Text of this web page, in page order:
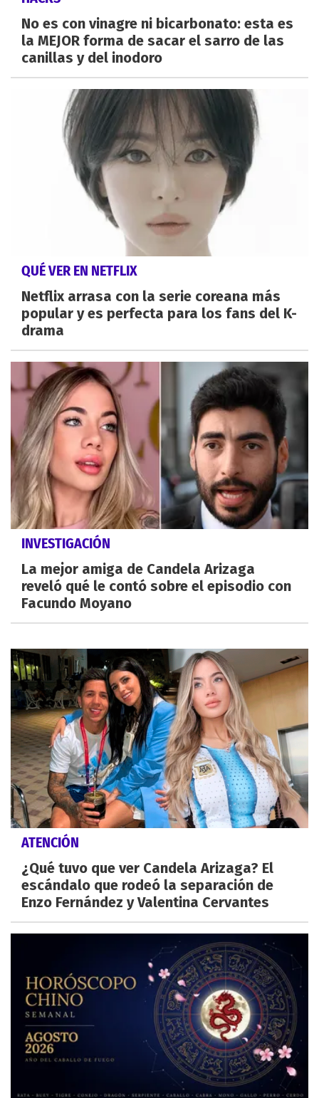
No es con vinagre ni bicarbonato: esta es
la MEJOR forma de sacar el sarro de las
canillas y del inodoro
QUÉ VER EN NETFLIX
Netflix arrasa con la serie coreana más
popular y es perfecta para los fans del K-
drama
INVESTIGACIÓN
La mejor amiga de Candela Arizaga
reveló qué le contó sobre el episodio con
Facundo Moyano
ATENCIÓN
¿Qué tuvo que ver Candela Arizaga? El
escándalo que rodeó la separación de
Enzo Fernández y Valentina Cervantes